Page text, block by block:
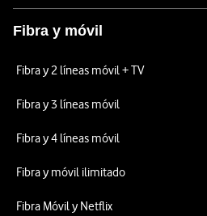
Fibra y móvil
Fibra y 2 líneas móvil + TV
Fibra y 3 líneas móvil
Fibra y 4 líneas móvil
Fibra y móvil ilimitado
Fibra Móvil y Netflix